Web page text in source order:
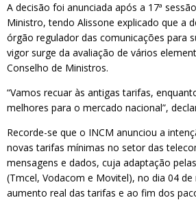
A decisão foi anunciada após a 17ª
Ministro, tendo Alissone explicado que a
órgão regulador das comunicações para
vigor surge da avaliação de vários
Conselho de Ministros.
“Vamos recuar às antigas tarifas,
melhores para o mercado nacional”,
Recorde-se que o INCM anunciou a
novas tarifas mínimas no setor das
mensagens e dados, cuja adaptação
(Tmcel, Vodacom e Movitel), no dia 04
aumento real das tarifas e ao fim dos